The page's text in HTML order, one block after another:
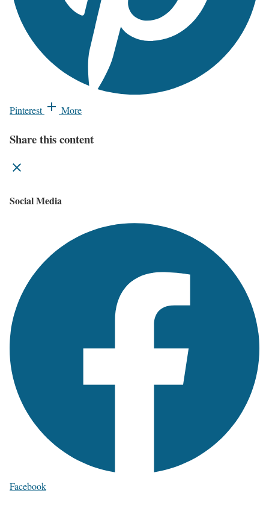
Pinterest More
Share this content
Social Media
Facebook